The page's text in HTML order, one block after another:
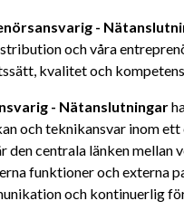
-
och våra
kvalitet och
- Nätanslutningar
och teknikansvar inom
den centrala länken mellan
funktioner och externa
och kontinuerlig